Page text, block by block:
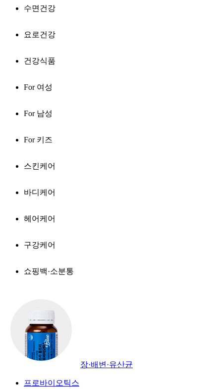
수면건강
요로건강
건강식품
For 여성
For 남성
For 키즈
스킨케어
바디케어
헤어케어
구강케어
쇼핑백·소분통
장·배변·유산균
프로바이오틱스